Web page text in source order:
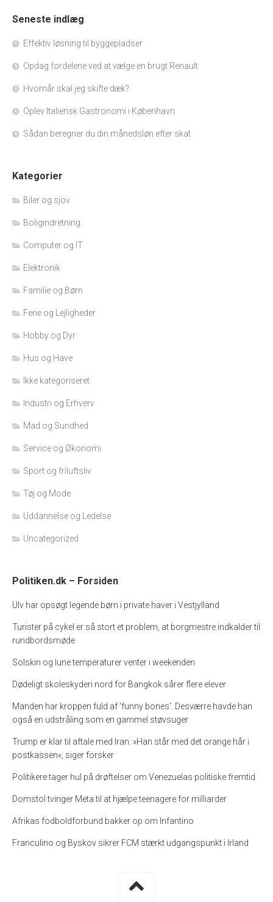
Seneste indlæg
Effektiv løsning til byggepladser
Opdag fordelene ved at vælge en brugt Renault
Hvornår skal jeg skifte dæk?
Oplev Italiensk Gastronomi i København
Sådan beregner du din månedsløn efter skat
Kategorier
Biler og sjov
Boligindretning
Computer og IT
Elektronik
Familie og Børn
Ferie og Lejligheder
Hobby og Dyr
Hus og Have
Ikke kategoriseret
Industri og Erhverv
Mad og Sundhed
Service og Økonomi
Sport og friluftsliv
Tøj og Mode
Uddannelse og Ledelse
Uncategorized
Politiken.dk – Forsiden
Ulv har opsøgt legende børn i private haver i Vestjylland
Turister på cykel er så stort et problem, at borgmestre indkalder til
rundbordsmøde
Solskin og lune temperaturer venter i weekenden
Dødeligt skoleskyderi nord for Bangkok sårer flere elever
Manden har kroppen fuld af 'funny bones'. Desværre havde han
også en udstråling som en gammel støvsuger
Trump er klar til aftale med Iran: »Han står med det orange hår i
postkassen«, siger forsker
Politikere tager hul på drøftelser om Venezuelas politiske fremtid
Domstol tvinger Meta til at hjælpe teenagere for milliarder
Afrikas fodboldforbund bakker op om Infantino
Franculino og Byskov sikrer FCM stærkt udgangspunkt i Irland